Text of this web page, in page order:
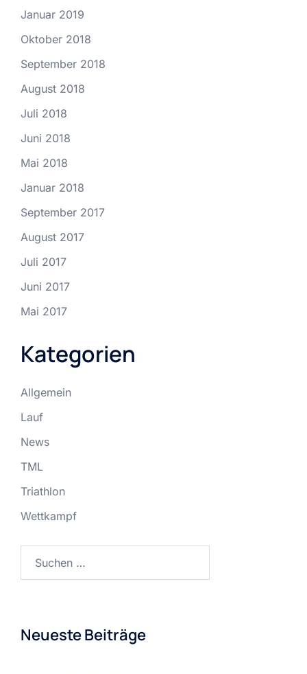
Januar 2019
Oktober 2018
September 2018
August 2018
Juli 2018
Juni 2018
Mai 2018
Januar 2018
September 2017
August 2017
Juli 2017
Juni 2017
Mai 2017
Kategorien
Allgemein
Lauf
News
TML
Triathlon
Wettkampf
nach:
Neueste Beiträge